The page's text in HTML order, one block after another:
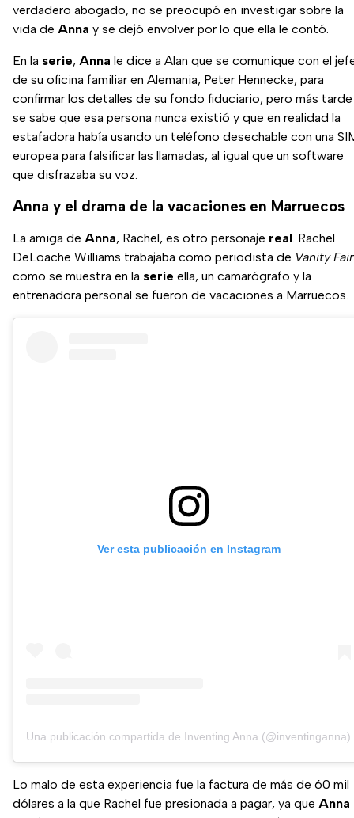
verdadero abogado, no se preocupó en investigar sobre la
vida de Anna y se dejó envolver por lo que ella le contó.
En la serie, Anna le dice a Alan que se comunique con el
de su oficina familiar en Alemania, Peter Hennecke, para
confirmar los detalles de su fondo fiduciario, pero más tarde
se sabe que esa persona nunca existió y que en realidad la
estafadora había usando un teléfono desechable con una
europea para falsificar las llamadas, al igual que un software
que disfrazaba su voz.
Anna y el drama de la vacaciones en Marruecos
La amiga de Anna, Rachel, es otro personaje real. Rachel
DeLoache Williams trabajaba como periodista de Vanity
como se muestra en la serie ella, un camarógrafo y la
entrenadora personal se fueron de vacaciones a Marruecos.
Ver esta publicación en Instagram
Una publicación compartida de Inventing Anna (@inventinganna)
Lo malo de esta experiencia fue la factura de más de 60 mil
dólares a la que Rachel fue presionada a pagar, ya que Anna